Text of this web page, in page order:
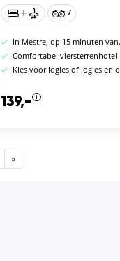
7
In Mestre, op 15 minuten van Venetië
Comfortabel viersterrenhotel
Kies voor logies of logies en ontbijt
139,-
»